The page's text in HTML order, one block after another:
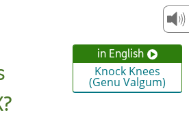
in English
Knock Knees
(Genu Valgum)